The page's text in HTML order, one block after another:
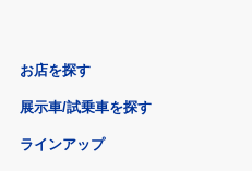
お店を探す
展示車/試乗車を探す
ラインアップ